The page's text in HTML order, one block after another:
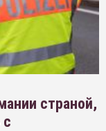
страной,